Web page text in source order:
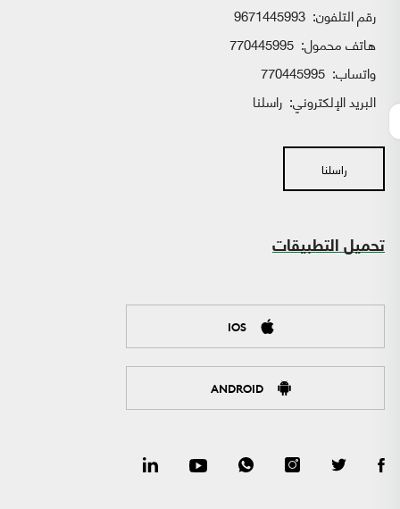
رقم التلفون: 9671445993
هاتف محمول: 770445995
واتساب:
البريد الإلكتروني: راسلنا
راسلنا
تحميل التطبيقات
IOS
ANDROID